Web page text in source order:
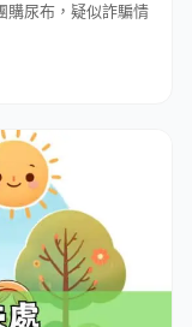
購尿布，疑似詐騙情